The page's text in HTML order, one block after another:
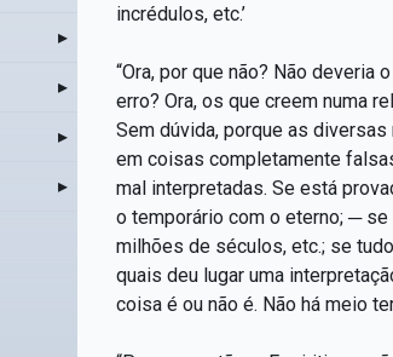
▸
▸
▸
▸
incrédulos, etc.’
“Ora, por que não? Não
erro? Ora, os que creem numa
Sem dúvida, porque as
em coisas completamente
mal interpretadas. Se está
o temporário com o eterno; ─
milhões de séculos, etc.; se
quais deu lugar uma
coisa é ou não é. Não há meio